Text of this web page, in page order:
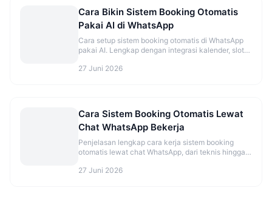
Cara Bikin Sistem Booking Otomatis
Pakai AI di WhatsApp
Cara setup sistem booking otomatis di WhatsApp
pakai AI. Lengkap dengan integrasi kalender, slot
27 Juni 2026
Cara Sistem Booking Otomatis Lewat
Chat WhatsApp Bekerja
Penjelasan lengkap cara kerja sistem booking
otomatis lewat chat WhatsApp, dari teknis hingga
27 Juni 2026